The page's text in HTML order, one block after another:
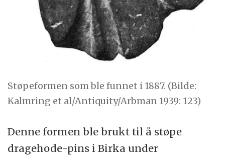
Støpeformen som ble funnet i 1887. (Bilde:
Kalmring et al/Antiquity/Arbman 1939: 123)
Denne formen ble brukt til å støpe
dragehode-pins i Birka under